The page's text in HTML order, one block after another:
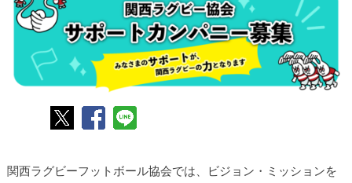
関西ラグビーフットボール協会では、ビジョン・ミッションを